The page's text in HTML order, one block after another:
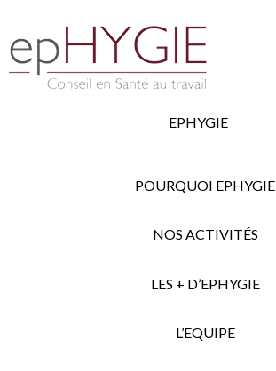
EPHYGIE
POURQUOI EPHYGIE
NOS ACTIVITÉS
LES + D’EPHYGIE
L’EQUIPE